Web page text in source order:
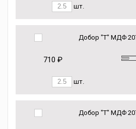
шт.
Добор "Т" МДФ
710 ₽
шт.
Добор "Т" МДФ